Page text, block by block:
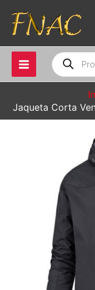
para
conteúdo
Pesquisar
produtos
Jaqueta Corta